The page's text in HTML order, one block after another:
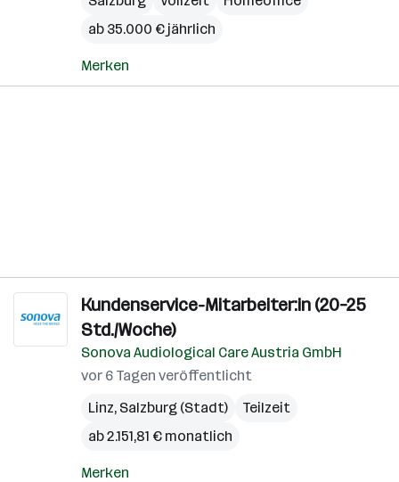
ab 35.000 € jährlich
Merken
Kundenservice-Mitarbeiter:in (20–25
Std./Woche)
Sonova Audiological Care Austria GmbH
vor 6 Tagen veröffentlicht
Linz, Salzburg (Stadt)
Teilzeit
ab 2.151,81 € monatlich
Merken